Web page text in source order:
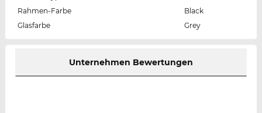
Rahmen-Farbe
Black
Glasfarbe
Grey
Unternehmen Bewertungen